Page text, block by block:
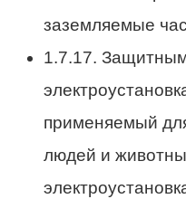
заземляемые
1.7.17.
применяемый
людей и